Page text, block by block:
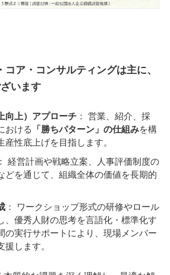
ア・コンサルティングは主に、
います
向上）アプローチ ： 営業、紹介、採
おける 「勝ちパターン」の仕組みを構
性底上げを目指します。
経営計画や戦略立案、人事評価制度の
どを通じて、組織全体の価値を長期的
： ワークショップ形式の研修やロール
、優秀人財の思考を言語化・標準化す
の実行サポートにより、現場メンバー
します。